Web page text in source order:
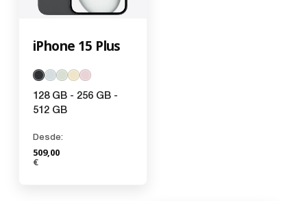
iPhone 15 Plus
128 GB - 256 GB -
512 GB
Desde:
509,00
€